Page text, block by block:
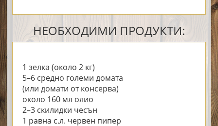
НЕОБХОДИМИ ПРОДУКТИ:
1 зелка (около 2 кг)
5–6 средно големи домата
(или домати от консерва)
около 160 мл олио
2–3 скилидки чесън
1 равна с.л. червен пипер